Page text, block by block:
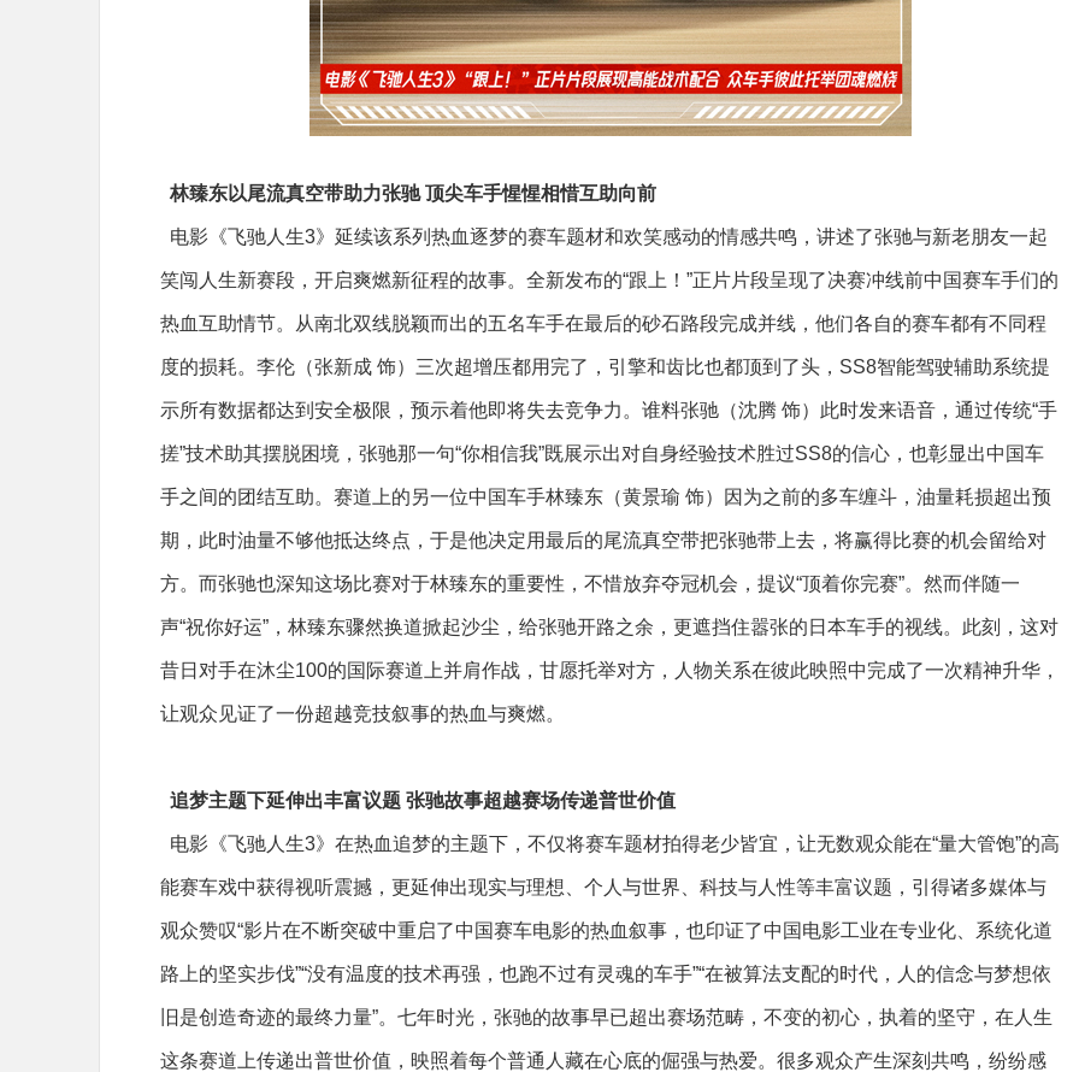
林臻东以尾流真空带助力张驰 顶尖车手惺惺相惜互助向前
电影《飞驰人生3》延续该系列热血逐梦的赛车题材和欢笑感动的情感共鸣，讲述了张驰与新老朋友一起
笑闯人生新赛段，开启爽燃新征程的故事。全新发布的“跟上！”正片片段呈现了决赛冲线前中国赛车手们的
热血互助情节。从南北双线脱颖而出的五名车手在最后的砂石路段完成并线，他们各自的赛车都有不同程
度的损耗。李伦（张新成 饰）三次超增压都用完了，引擎和齿比也都顶到了头，SS8智能驾驶辅助系统提
示所有数据都达到安全极限，预示着他即将失去竞争力。谁料张驰（沈腾 饰）此时发来语音，通过传统“手
搓”技术助其摆脱困境，张驰那一句“你相信我”既展示出对自身经验技术胜过SS8的信心，也彰显出中国车
手之间的团结互助。赛道上的另一位中国车手林臻东（黄景瑜 饰）因为之前的多车缠斗，油量耗损超出预
期，此时油量不够他抵达终点，于是他决定用最后的尾流真空带把张驰带上去，将赢得比赛的机会留给对
方。而张驰也深知这场比赛对于林臻东的重要性，不惜放弃夺冠机会，提议“顶着你完赛”。然而伴随一
声“祝你好运”，林臻东骤然换道掀起沙尘，给张驰开路之余，更遮挡住嚣张的日本车手的视线。此刻，这对
昔日对手在沐尘100的国际赛道上并肩作战，甘愿托举对方，人物关系在彼此映照中完成了一次精神升华，
让观众见证了一份超越竞技叙事的热血与爽燃。
追梦主题下延伸出丰富议题 张驰故事超越赛场传递普世价值
电影《飞驰人生3》在热血追梦的主题下，不仅将赛车题材拍得老少皆宜，让无数观众能在“量大管饱”的高
能赛车戏中获得视听震撼，更延伸出现实与理想、个人与世界、科技与人性等丰富议题，引得诸多媒体与
观众赞叹“影片在不断突破中重启了中国赛车电影的热血叙事，也印证了中国电影工业在专业化、系统化道
路上的坚实步伐”“没有温度的技术再强，也跑不过有灵魂的车手”“在被算法支配的时代，人的信念与梦想依
旧是创造奇迹的最终力量”。七年时光，张驰的故事早已超出赛场范畴，不变的初心，执着的坚守，在人生
这条赛道上传递出普世价值，映照着每个普通人藏在心底的倔强与热爱。很多观众产生深刻共鸣，纷纷感